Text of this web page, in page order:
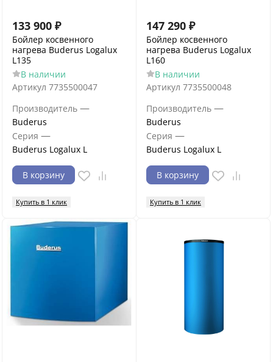
133 900 ₽
Бойлер косвенного
нагрева Buderus Logalux
L135
В наличии
Артикул 7735500047
Производитель —
Buderus
Серия —
Buderus Logalux L
В корзину
Купить в 1 клик
147 290 ₽
Бойлер косвенного
нагрева Buderus Logalux
L160
В наличии
Артикул 7735500048
Производитель —
Buderus
Серия —
Buderus Logalux L
В корзину
Купить в 1 клик